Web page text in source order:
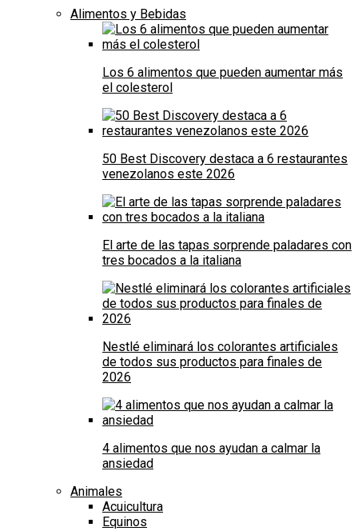
Alimentos y Bebidas
Los 6 alimentos que pueden aumentar más
el colesterol
50 Best Discovery destaca a 6 restaurantes
venezolanos este 2026
El arte de las tapas sorprende paladares con
tres bocados a la italiana
Nestlé eliminará los colorantes artificiales
de todos sus productos para finales de
2026
4 alimentos que nos ayudan a calmar la
ansiedad
Animales
Acuicultura
Equinos